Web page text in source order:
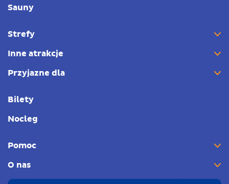
Sauny
Strefy
Inne atrakcje
Przyjazne dla
Bilety
Nocleg
Pomoc
O nas